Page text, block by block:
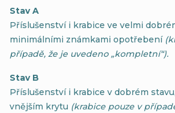
Stav A
Příslušenství i krabice ve velmi
minimálními známkami opotřebení
případě, že je uvedeno „kompletní“).
Stav B
Příslušenství i krabice v dobrém
vnějším krytu (krabice pouze v